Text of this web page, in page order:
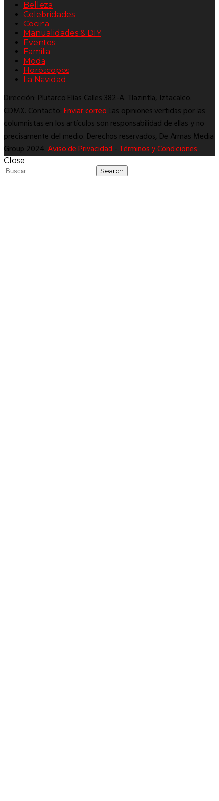
Belleza
Celebridades
Cocina
Manualidades & DIY
Eventos
Familia
Moda
Horóscopos
La Navidad
Dirección: Plutarco Elías Calles 382-A. Tlazintla, Iztacalco.
CDMX. Contacto:Enviar correoLas opiniones vertidas por las
columnistas en los artículos son responsabilidad de ellas y no
precisamente del medio. Derechos reservados, De Armas Media
Group 2024.Aviso de Privacidad-Términos y Condiciones
Close